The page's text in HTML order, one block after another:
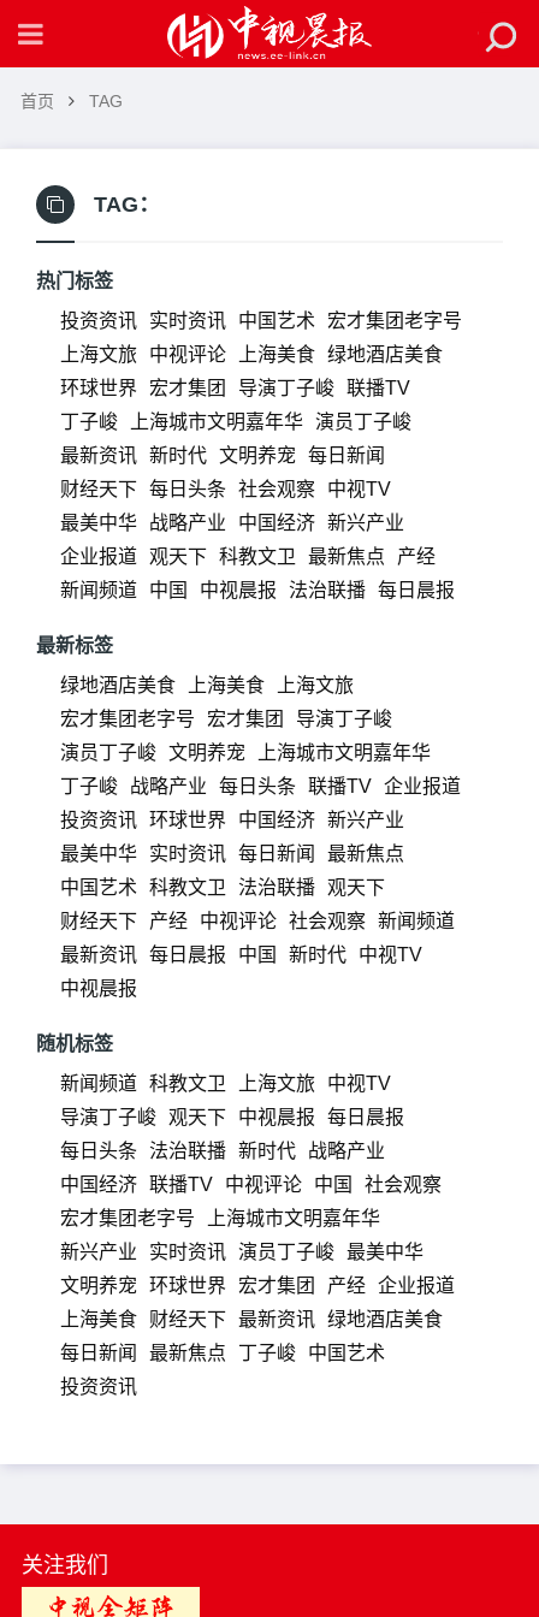
首页 TAG
TAG：
热门标签
投资资讯 实时资讯 中国艺术
宏才集团老字号
上海文旅
中视评论 上海美食 绿地酒店美食
环球世界
宏才集团 导演丁子峻 联播TV
丁子峻
上海城市文明嘉年华 演员丁子峻
最新资讯 新时代 文明养宠 每日新闻
财经天下 每日头条 社会观察
中视TV
最美中华
战略产业 中国经济 新兴产业
企业报道 观天下 科教文卫 最新焦点
产经
新闻频道
中国 中视晨报 法治联播 每日晨报
最新标签
绿地酒店美食 上海美食
上海文旅
宏才集团老字号
宏才集团
导演丁子峻
演员丁子峻 文明养宠
上海城市文明嘉年华
丁子峻
战略产业 每日头条 联播TV 企业报道
投资资讯 环球世界 中国经济 新兴产业
最美中华
实时资讯 每日新闻
最新焦点
中国艺术 科教文卫 法治联播 观天下
财经天下
产经 中视评论 社会观察 新闻频道
最新资讯 每日晨报 中国 新时代
中视TV
中视晨报
随机标签
新闻频道 科教文卫 上海文旅
中视TV
导演丁子峻 观天下 中视晨报
每日晨报
每日头条
法治联播 新时代
战略产业
中国经济 联播TV 中视评论 中国
社会观察
宏才集团老字号
上海城市文明嘉年华
新兴产业
实时资讯 演员丁子峻 最美中华
文明养宠 环球世界 宏才集团 产经 企业报道
上海美食
财经天下 最新资讯 绿地酒店美食
每日新闻
最新焦点 丁子峻
中国艺术
投资资讯
关注我们